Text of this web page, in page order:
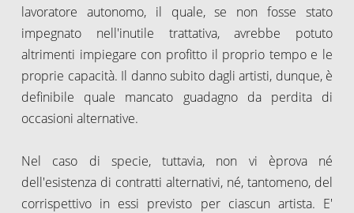
lavoratore autonomo, il quale, se non fosse stato
impegnato nell'inutile trattativa, avrebbe potuto
altrimenti impiegare con profitto il proprio tempo e le
proprie capacità. Il danno subito dagli artisti, dunque, è
definibile quale mancato guadagno da perdita di
occasioni alternative.
Nel caso di specie, tuttavia, non vi èprova né
dell'esistenza di contratti alternativi, né, tantomeno, del
corrispettivo in essi previsto per ciascun artista. E'